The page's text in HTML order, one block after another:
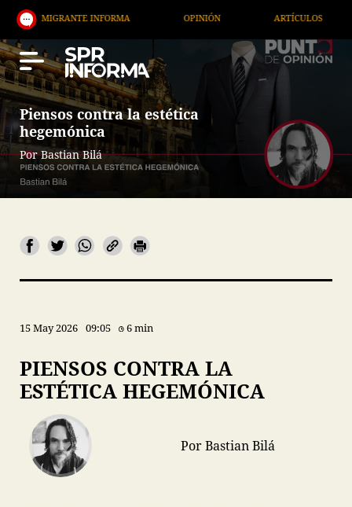
INFORMA OPINIÓN ARTÍCULOS ARTE /
Piensos contra la estética
hegemónica
Por Bastian Bilá
15 May 2026 09:05 6 min
PIENSOS CONTRA LA
ESTÉTICA HEGEMÓNICA
Por Bastian Bilá